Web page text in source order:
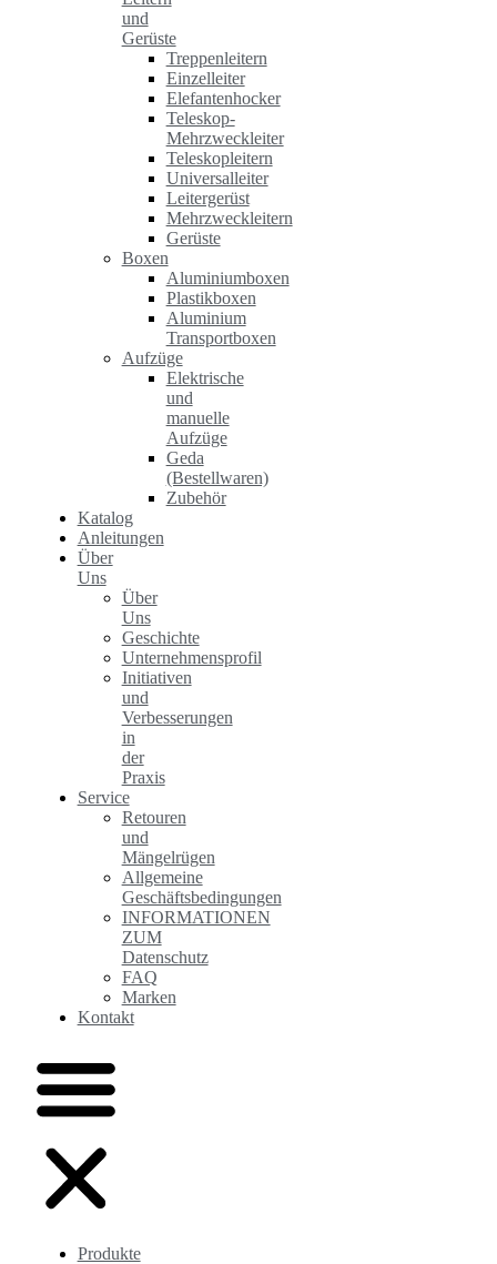
und
Gerüste
Treppenleitern
Einzelleiter
Elefantenhocker
Teleskop-
Mehrzweckleiter
Teleskopleitern
Universalleiter
Leitergerüst
Mehrzweckleitern
Gerüste
Boxen
Aluminiumboxen
Plastikboxen
Aluminium
Transportboxen
Aufzüge
Elektrische
und
manuelle
Aufzüge
Geda
(Bestellwaren)
Zubehör
Katalog
Anleitungen
Über
Uns
Über
Uns
Geschichte
Unternehmensprofil
Initiativen
und
Verbesserungen
in
der
Praxis
Service
Retouren
und
Mängelrügen
Allgemeine
Geschäftsbedingungen
INFORMATIONEN
ZUM
Datenschutz
FAQ
Marken
Kontakt
Produkte